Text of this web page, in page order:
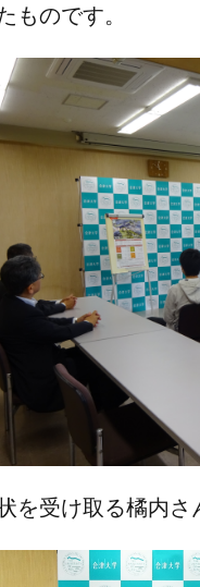
ものです。
を受け取る橘内さ